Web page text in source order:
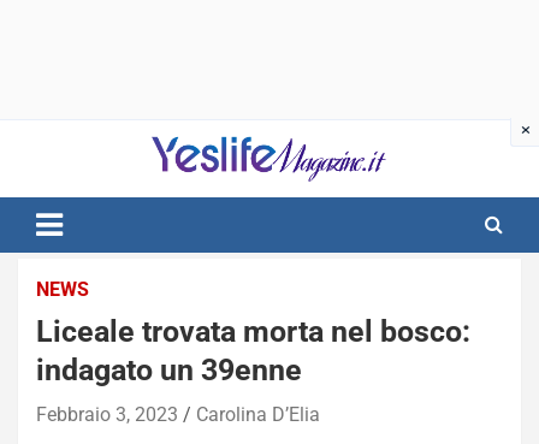
notizie di intrattenimento
NEWS
Liceale trovata morta nel bosco:
indagato un 39enne
Febbraio 3, 2023 Carolina D’Elia